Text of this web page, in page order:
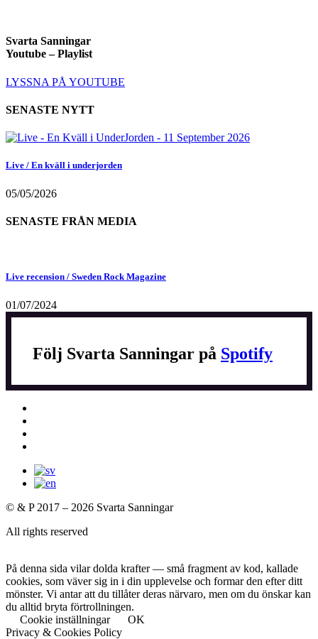
Svarta Sanningar
Youtube – Playlist
LYSSNA PÅ YOUTUBE
SENASTE NYTT
Live / En kväll i underjorden
05/05/2026
SENASTE FRÅN MEDIA
Live recension / Sweden Rock Magazine
01/07/2024
Följ Svarta Sanningar på Spotify
© & P 2017 – 2026 Svarta Sanningar
All rights reserved
På denna sida vilar dolda krafter — små fragment av kod, kallade
cookies, som väver sig in i din upplevelse och formar den efter ditt
mönster. Vi antar att du tillåter deras närvaro, men om du önskar kan
du alltid bryta förtrollningen.
Cookie inställningar
OK
Privacy & Cookies Policy